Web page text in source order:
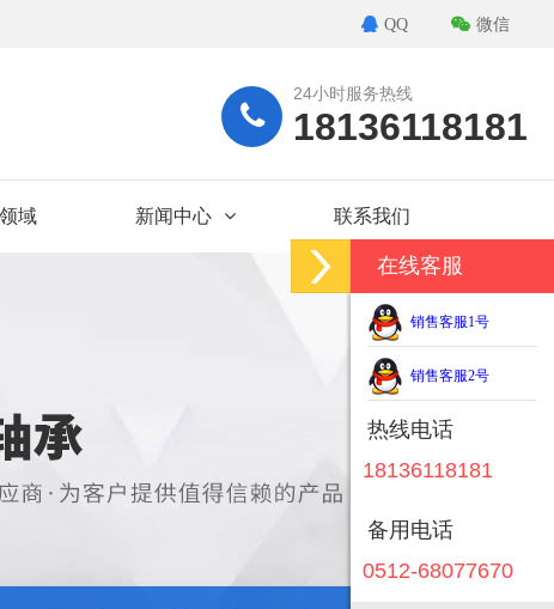
QQ 微信
24小时服务热线
18136118181
域 新闻中心 联系我们
在线客服
销售客服1号
销售客服2号
热线电话
18136118181
备用电话
0512-68077670